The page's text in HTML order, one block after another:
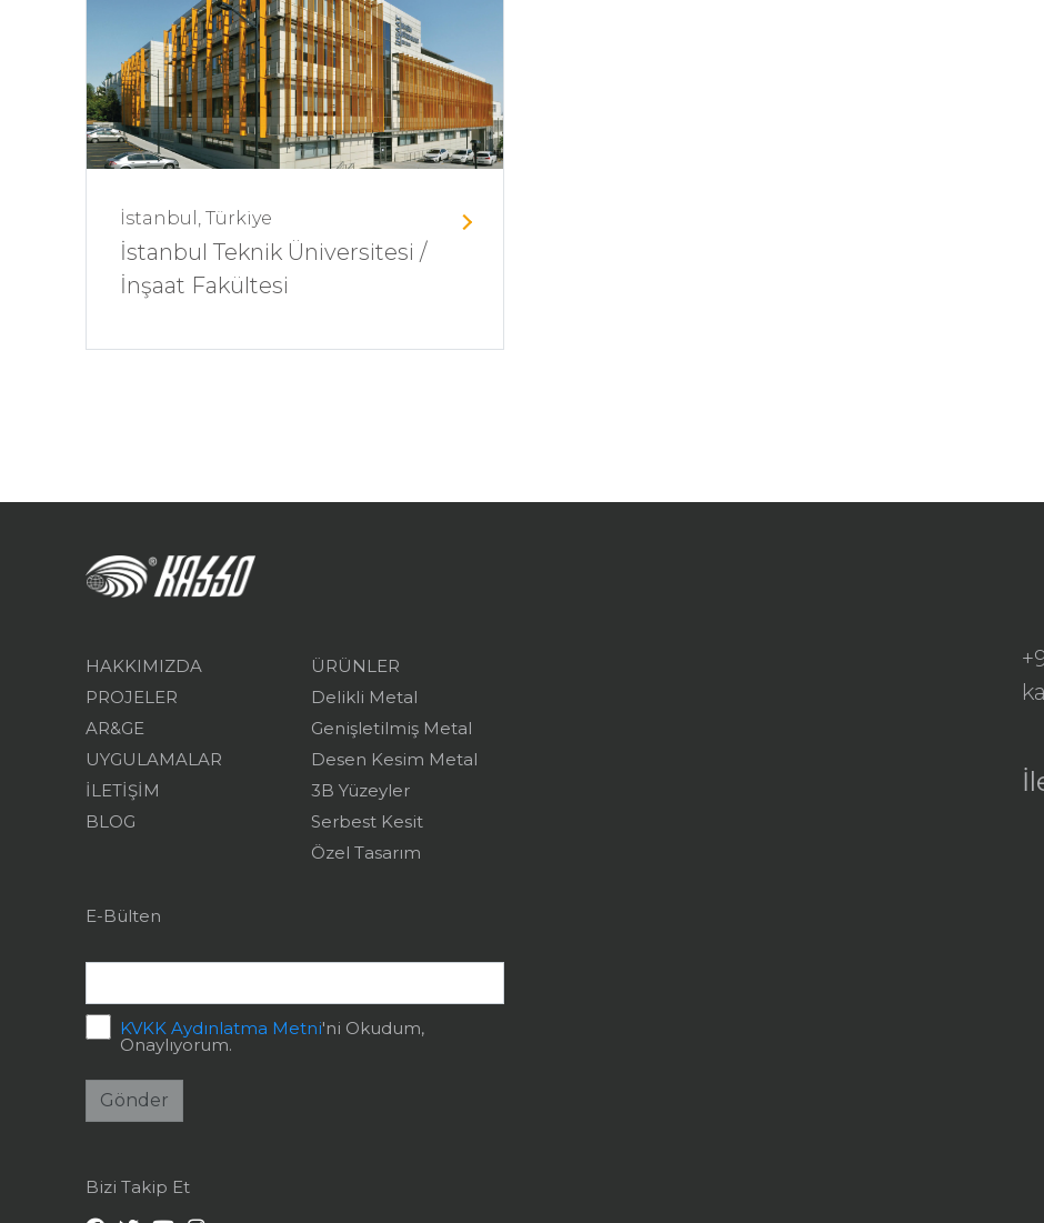
İstanbul, Türkiye
İstanbul Teknik Üniversitesi /
İnşaat Fakültesi
HAKKIMIZDA
PROJELER
AR&GE
UYGULAMALAR
İLETİŞİM
BLOG
ÜRÜNLER
Delikli Metal
Genişletilmiş Metal
Desen Kesim Metal
3B Yüzeyler
Serbest Kesit
Özel Tasarım
E-Bülten
KVKK Aydınlatma Metni'ni Okudum,
Onaylıyorum.
Gönder
Bizi Takip Et